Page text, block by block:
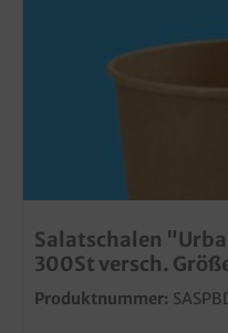
Salatschalen
300St versch.
Produktnummer: